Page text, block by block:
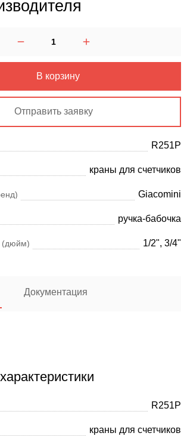
В корзину
Отправить заявку
R251P
краны для счетчиков
Giacomini
ручка-бабочка
(дюйм) 1/2", 3/4"
Документация
R251P
краны для счетчиков